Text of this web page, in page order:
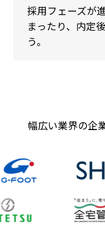
採用フェーズが
まったり、内定
う。
幅広い業界の企